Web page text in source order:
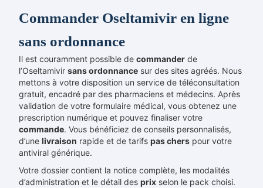
Commander Oseltamivir en ligne
sans ordonnance
Il est couramment possible de commander de
l’Oseltamivir sans ordonnance sur des sites agréés. Nous
mettons à votre disposition un service de téléconsultation
gratuit, encadré par des pharmaciens et médecins. Après
validation de votre formulaire médical, vous obtenez une
prescription numérique et pouvez finaliser votre
commande. Vous bénéficiez de conseils personnalisés,
d’une livraison rapide et de tarifs pas chers pour votre
antiviral générique.
Votre dossier contient la notice complète, les modalités
d’administration et le détail des prix selon le pack choisi.